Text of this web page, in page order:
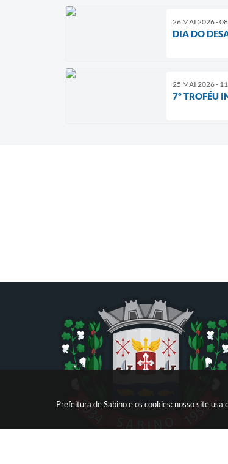
Prefeitura de Sabino e os cookies: nosso site
26 MAI 2026 -
DIA DO
25 MAI 2026 -
7º TROFÉU